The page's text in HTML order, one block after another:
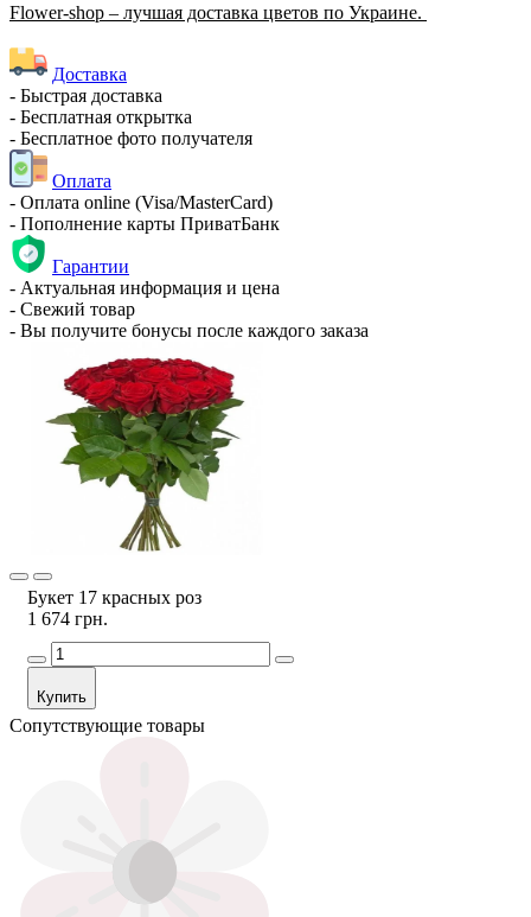
Flower-shop – лучшая доставка цветов по Украине.
Доставка
- Быстрая доставка
- Бесплатная открытка
- Бесплатное фото получателя
Оплата
- Оплата online (Visa/MasterCard)
- Пополнение карты ПриватБанк
Гарантии
- Актуальная информация и цена
- Свежий товар
- Вы получите бонусы после каждого заказа
Букет 17 красных роз
1 674 грн.
Купить
Сопутствующие товары